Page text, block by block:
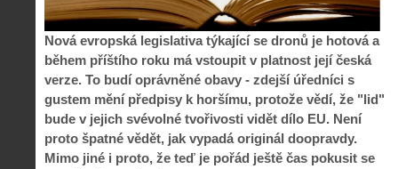
Nová evropská legislativa týkající se dronů je hotová a
během příštího roku má vstoupit v platnost její česká
verze. To budí oprávněné obavy - zdejší úředníci s
gustem mění předpisy k horšímu, protože vědí, že "lid"
bude v jejich svévolné tvořivosti vidět dílo EU. Není
proto špatné vědět, jak vypadá originál doopravdy.
Mimo jiné i proto, že teď je pořád ještě čas pokusit se